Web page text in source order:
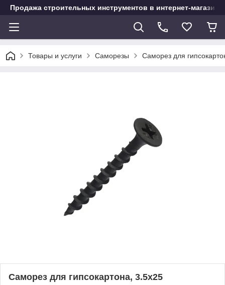
Продажа строительных инструментов в интернет-магазине
Товары и услуги Саморезы Саморез для
Саморез для гипсокартона, 3.5х25